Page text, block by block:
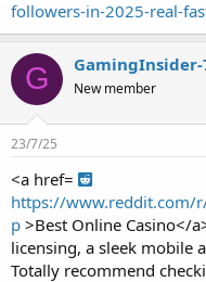
followers-in-2025-real-
G GamingInsider-
New member
23/7/25
<a href=
https://www.reddit.com/
p >Best Online Casino</
licensing, a sleek mobile
Totally recommend